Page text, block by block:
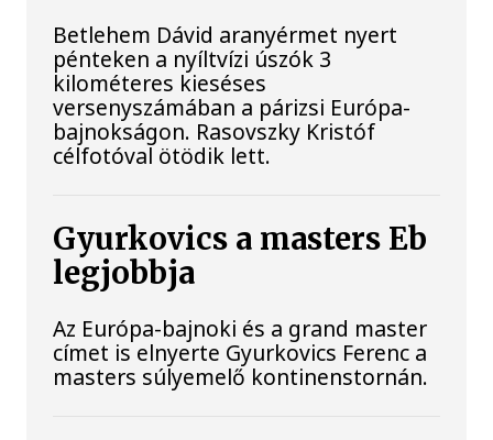
Betlehem Dávid aranyérmet nyert
pénteken a nyíltvízi úszók 3
kilométeres kieséses
versenyszámában a párizsi Európa-
bajnokságon. Rasovszky Kristóf
célfotóval ötödik lett.
Gyurkovics a masters Eb
legjobbja
Az Európa-bajnoki és a grand master
címet is elnyerte Gyurkovics Ferenc a
masters súlyemelő kontinenstornán.